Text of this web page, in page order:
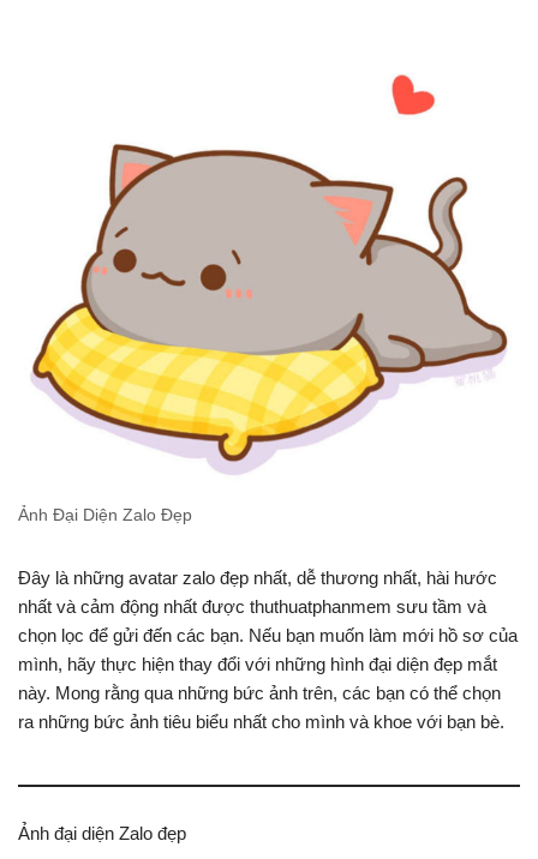
Ảnh Đại Diện Zalo Đẹp
Đây là những avatar zalo đẹp nhất, dễ thương nhất, hài hước
nhất và cảm động nhất được thuthuatphanmem sưu tầm và
chọn lọc để gửi đến các bạn. Nếu bạn muốn làm mới hồ sơ của
mình, hãy thực hiện thay đổi với những hình đại diện đẹp mắt
này. Mong rằng qua những bức ảnh trên, các bạn có thể chọn
ra những bức ảnh tiêu biểu nhất cho mình và khoe với bạn bè.
Ảnh đại diện Zalo đẹp